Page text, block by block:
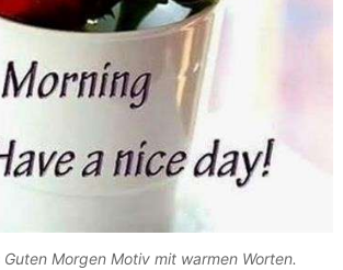
Morgen Motiv mit warmen Worten.